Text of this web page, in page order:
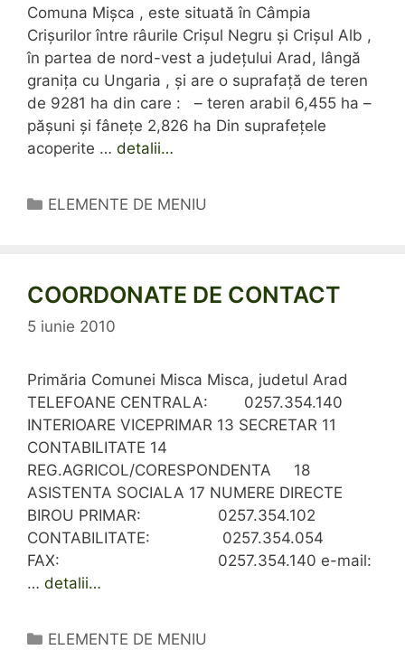
Comuna Mişca , este situată în Câmpia
Crişurilor între râurile Crişul Negru şi Crişul Alb ,
în partea de nord-vest a judeţului Arad, lângă
graniţa cu Ungaria , şi are o suprafaţă de teren
de 9281 ha din care : – teren arabil 6,455 ha –
păşuni şi fâneţe 2,826 ha Din suprafeţele
acoperite … detalii…
Categorii
ELEMENTE DE MENIU
COORDONATE DE CONTACT
5 iunie 2010
Primăria Comunei Misca Misca, judetul Arad
TELEFOANE CENTRALA: 0257.354.140
INTERIOARE VICEPRIMAR 13 SECRETAR 11
CONTABILITATE 14
REG.AGRICOL/CORESPONDENTA 18
ASISTENTA SOCIALA 17 NUMERE DIRECTE
BIROU PRIMAR: 0257.354.102
CONTABILITATE: 0257.354.054
FAX: 0257.354.140 e-mail:
… detalii…
Categorii
ELEMENTE DE MENIU